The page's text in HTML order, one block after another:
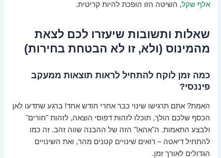
אלף שקל, השיטה הזו הופכת להיות קריטית.
שאלות ותשובות שיעזרו לכם לצאת
מהמינוס (ולא, זו לא הבטחת בחירות)
כמה זמן לוקח להתחיל לראות תוצאות ממעקב
פיננסי?
האמת? אתם תרגישו שינוי כבר אחרי חודש אחד! ברגע שתדעו לאן
הכסף שלכם הולך, תוכלו לזהות דפוסי הוצאה, לזהות "חורים"
ולבצע התאמות. ה"אהא!" הזה של ההבנה שווה זהב. זה כמו
להתחיל דיאטה – רואים שינויים קטנים מהר, ואת השינויים
הגדולים לאורך זמן.